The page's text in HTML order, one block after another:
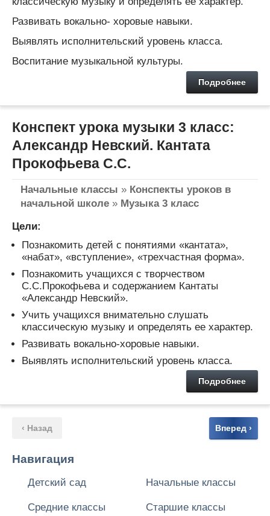
Развивать вокально- хоровые навыки.
Выявлять исполнительский уровень класса.
Воспитание музыкальной культуры.
Подробнее
Конспект урока музыки 3 класс:
Александр Невский. Кантата
Прокофьева С.С.
Начальные классы » Конспекты уроков в
начальной школе » Музыка 3 класс
Цели:
Познакомить детей с понятиями «кантата»,
«набат», «вступление», «трехчастная форма».
Познакомить учащихся с творчеством
С.С.Прокофьева и содержанием Кантаты
«Александр Невский».
Учить учащихся внимательно слушать
классическую музыку и определять ее характер.
Развивать вокально-хоровые навыки.
Выявлять исполнительский уровень класса.
Подробнее
Вперед ›
‹ Назад
Навигация
Детский сад Начальные классы
Средние классы Старшие классы